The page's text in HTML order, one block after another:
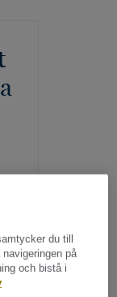
du till
på
och bistå i